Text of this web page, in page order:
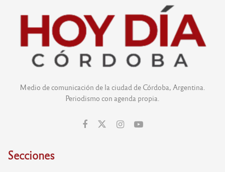
Medio de comunicación de la ciudad de Córdoba, Argentina.
Periodismo con agenda propia.
Secciones